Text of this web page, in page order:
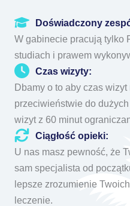
Doświadczony
W gabinecie pracują tylko
studiach i prawem
Czas wizyty:
Dbamy o to aby czas wizyt
przeciwieństwie do
wizyt z 60 minut
Ciągłość opieki:
U nas masz pewność, że
sam specjalista od
lepsze zrozumienie
leczenie.